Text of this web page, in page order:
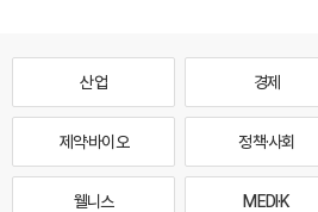
산업 경제
제약·바이오 정책·사회
웰니스 MEDI·K